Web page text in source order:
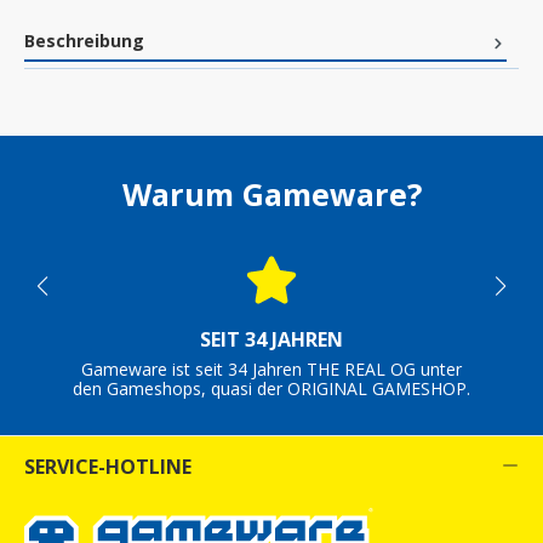
Beschreibung
Warum Gameware?
SEIT 34 JAHREN
Gameware ist seit 34 Jahren THE REAL OG unter
den Gameshops, quasi der ORIGINAL GAMESHOP.
SERVICE-HOTLINE